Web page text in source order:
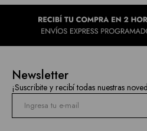
Newsletter
¡Suscribite y recibí todas nuestras